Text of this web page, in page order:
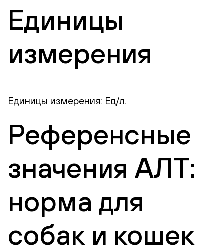
Единицы
измерения
Единицы измерения: Ед/л.
Референсные
значения АЛТ:
норма для
собак и кошек